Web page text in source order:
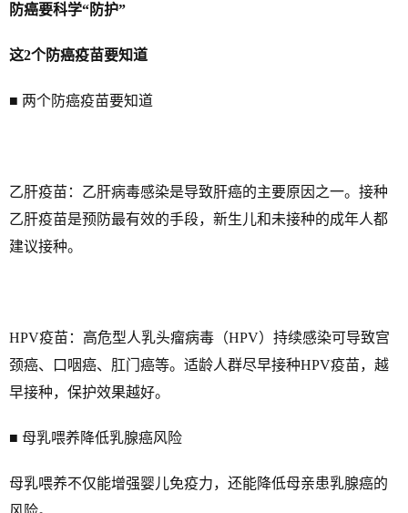
防癌要科学“防护”
这2个防癌疫苗要知道
■ 两个防癌疫苗要知道
乙肝疫苗：乙肝病毒感染是导致肝癌的主要原因之一。接种
乙肝疫苗是预防最有效的手段，新生儿和未接种的成年人都
建议接种。
HPV疫苗：高危型人乳头瘤病毒（HPV）持续感染可导致宫
颈癌、口咽癌、肛门癌等。适龄人群尽早接种HPV疫苗，越
早接种，保护效果越好。
■ 母乳喂养降低乳腺癌风险
母乳喂养不仅能增强婴儿免疫力，还能降低母亲患乳腺癌的